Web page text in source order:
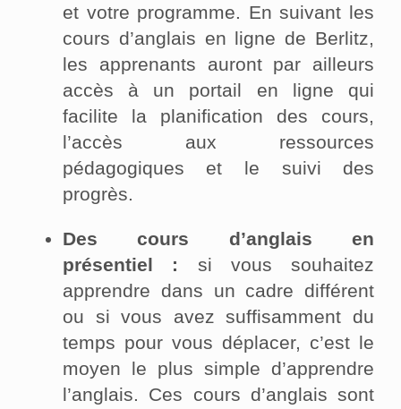
et votre programme. En suivant les
cours d’anglais en ligne de Berlitz,
les apprenants auront par ailleurs
accès à un portail en ligne qui
facilite la planification des cours,
l’accès aux ressources
pédagogiques et le suivi des
progrès.
Des cours d’anglais en
présentiel : si vous souhaitez
apprendre dans un cadre différent
ou si vous avez suffisamment du
temps pour vous déplacer, c’est le
moyen le plus simple d’apprendre
l’anglais. Ces cours d’anglais sont